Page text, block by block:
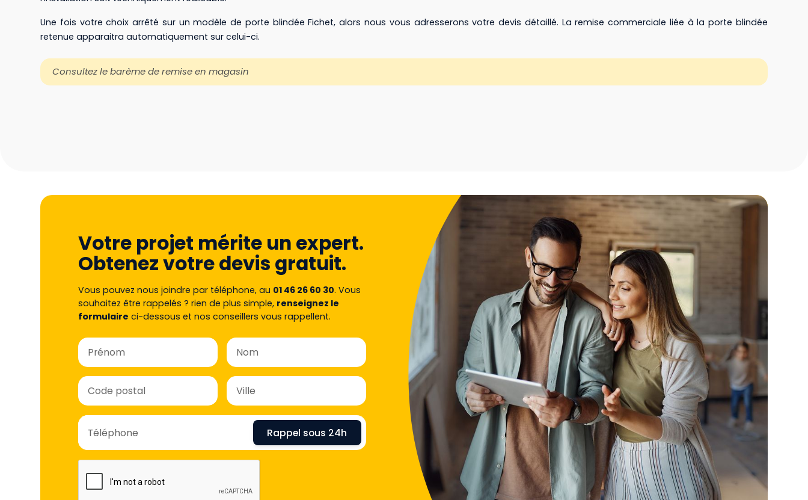
Une fois votre choix arrêté sur un modèle de porte blindée Fichet, alors nous vous adresserons votre devis détaillé. La remise commerciale liée à la porte blindée
retenue apparaitra automatiquement sur celui-ci.
Consultez le barème de remise en magasin
Votre projet mérite un expert.
Obtenez votre devis gratuit.
Vous pouvez nous joindre par téléphone, au 01 46 26 60 30. Vous
souhaitez être rappelés ? rien de plus simple, renseignez le
formulaire ci-dessous et nos conseillers vous rappellent.